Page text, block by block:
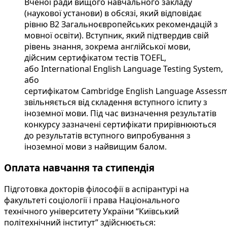
(наукової установи) в обсязі, який відповідає
рівню B2 Загальноєвропейських рекомендацій з
мовної освіти). Вступник, який підтвердив свій
рівень знання, зокрема англійської мови,
дійсним сертифікатом тестів TOEFL,
або International English Language Testing System,
або
сертифікатом Сambridge English Language
звільняється від складення вступного іспиту з
іноземної мови. Під час визначення результатів
конкурсу зазначені сертифікати прирівнюються
до результатів вступного випробування з
іноземної мови з найвищим балом.
Оплата навчання та стипендія
Підготовка докторів філософії в аспірантурі на
факультеті соціології і права Національного
технічного університету України “Київський
політехнічний інститут” здійснюється: